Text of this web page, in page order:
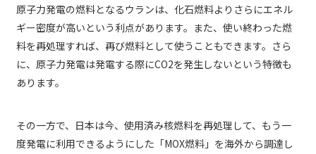
原子力発電の燃料となるウランは、化石燃料よりさらにエネル
ギー密度が高いという利点があります。また、使い終わった燃
料を再処理すれば、再び燃料として使うこともできます。さら
に、原子力発電は発電する際にCO2を発生しないという特徴も
あります。
その一方で、日本は今、使用済み核燃料を再処理して、もう一
度発電に利用できるようにした「MOX燃料」を海外から調達し